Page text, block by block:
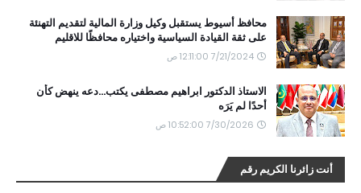
محافظ أسيوط يستقبل وكيل وزارة المالية لتقديم التهنئة
على ثقة القيادة السياسية واختياره محافظًا للاقليم
7/21/2024 12:11:00 ص
الاستاذ الدكتور ابراهيم مصطفى يكتب...دعه ينهض كأن
أحدًا لم يَرَه
7/30/2026 10:52:00 ص
أنت زائرنا الكريم رقم